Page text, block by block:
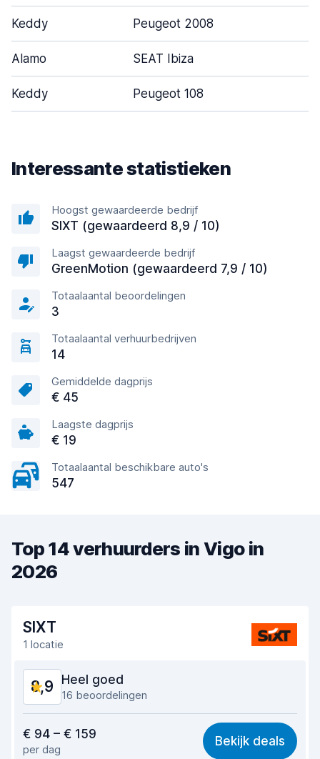
Keddy Peugeot 2008
Alamo SEAT Ibiza
Keddy Peugeot 108
Interessante statistieken
Hoogst gewaardeerde bedrijf
SIXT (gewaardeerd 8,9 / 10)
Laagst gewaardeerde bedrijf
GreenMotion (gewaardeerd 7,9 / 10)
Totaalaantal beoordelingen
3
Totaalaantal verhuurbedrijven
14
Gemiddelde dagprijs
€ 45
Laagste dagprijs
€ 19
Totaalaantal beschikbare auto's
547
Top 14 verhuurders in Vigo in
2026
SIXT
1 locatie
8,9 Heel goed
16 beoordelingen
8,4
Makkelijk te vinden 9,0
€ 94 – € 159
per dag
Bekijk deals